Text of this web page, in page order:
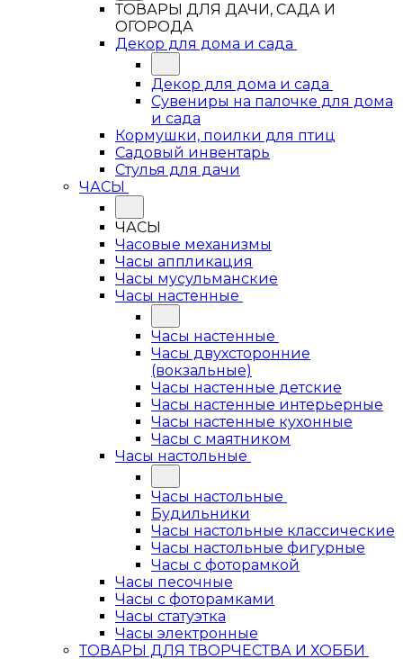
ТОВАРЫ ДЛЯ ДАЧИ, САДА И
ОГОРОДА
Декор для дома и сада
Декор для дома и сада
Сувениры на палочке для дома
и сада
Кормушки, поилки для птиц
Садовый инвентарь
Стулья для дачи
ЧАСЫ
ЧАСЫ
Часовые механизмы
Часы аппликация
Часы мусульманские
Часы настенные
Часы настенные
Часы двухсторонние
(вокзальные)
Часы настенные детские
Часы настенные интерьерные
Часы настенные кухонные
Часы с маятником
Часы настольные
Часы настольные
Будильники
Часы настольные классические
Часы настольные фигурные
Часы с фоторамкой
Часы песочные
Часы с фоторамками
Часы статуэтка
Часы электронные
ТОВАРЫ ДЛЯ ТВОРЧЕСТВА И ХОББИ